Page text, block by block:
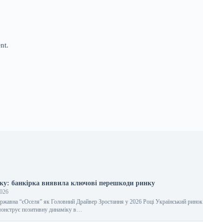
банкірка виявила ключові перешкоди ринку
“єОселя” як Головний Драйвер Зростання у 2026 Році Український ринок
позитивну динаміку в…